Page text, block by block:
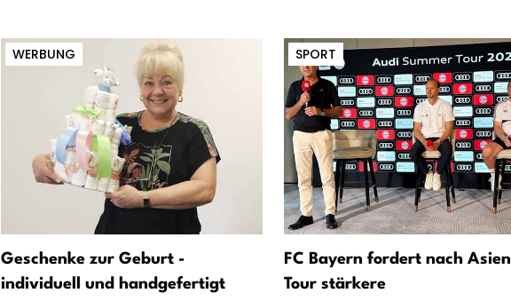
WERBUNG
Geschenke zur Geburt -
individuell und handgefertigt
SPORT
FC Bayern fordert nach
Tour stärkere